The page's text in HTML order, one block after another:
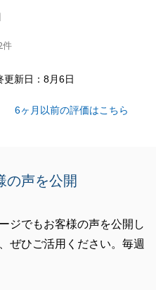
る
件
更新日：8月6日
6ヶ月以前の評価はこちら
の声を公開
ジでもお客様の声を公開し
ぜひご活用ください。毎週